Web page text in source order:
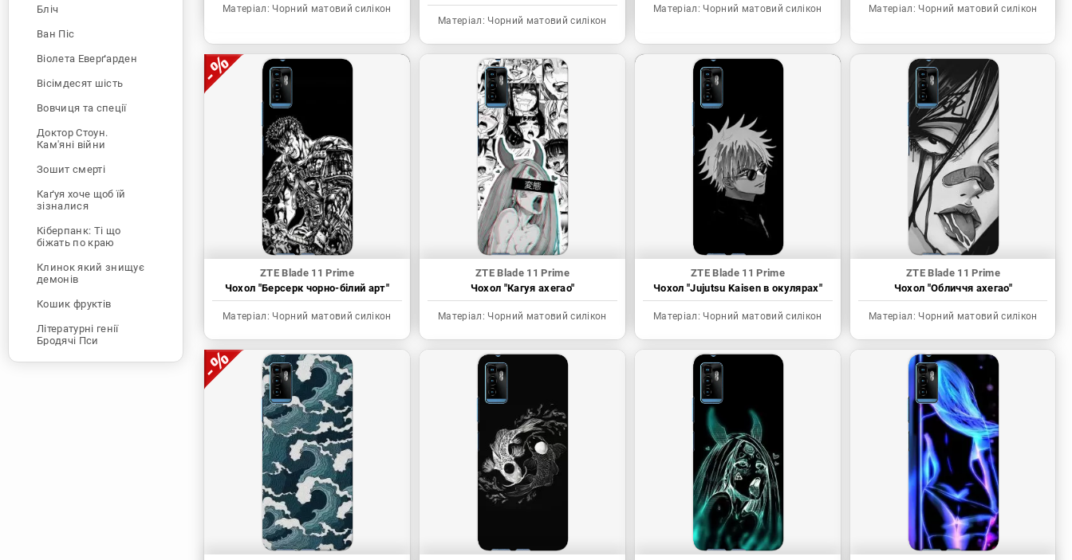
Матеріал: Чорний матовий силікон
Матеріал: Чорний матовий силікон
Матеріал: Чорний матовий силікон Матеріал: Чорний матовий силікон
ZTE Blade 11 Prime
Чохол "Берсерк чорно-білий арт"
Матеріал: Чорний матовий силікон
ZTE Blade 11 Prime
Чохол "Кагуя ахегао"
Матеріал: Чорний матовий силікон
ZTE Blade 11 Prime
Чохол "Jujutsu Kaisen в окулярах"
Матеріал: Чорний матовий силікон
ZTE Blade 11 Prime
Чохол "Обличчя ахегао"
Матеріал: Чорний матовий силікон
Бліч
Ван Піс
Віолета Еверґарден
Вісімдесят шість
Вовчиця та спеції
Доктор Стоун.
Кам'яні війни
Зошит смерті
Каґуя хоче щоб їй
зізналися
Кіберпанк: Ті що
біжать по краю
Клинок який знищує
демонів
Кошик фруктів
Літературні генії
Бродячі Пси
Людина-бензопила